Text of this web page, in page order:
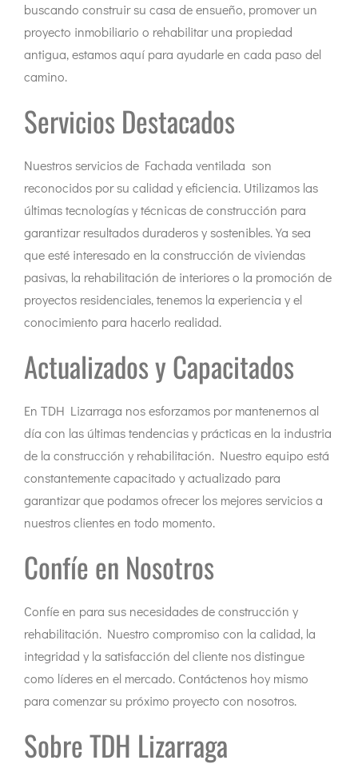
buscando construir su casa de ensueño, promover un
proyecto inmobiliario o rehabilitar una propiedad
antigua, estamos aquí para ayudarle en cada paso del
camino.
Servicios Destacados
Nuestros servicios de Fachada ventilada son
reconocidos por su calidad y eficiencia. Utilizamos las
últimas tecnologías y técnicas de construcción para
garantizar resultados duraderos y sostenibles. Ya sea
que esté interesado en la construcción de viviendas
pasivas, la rehabilitación de interiores o la promoción de
proyectos residenciales, tenemos la experiencia y el
conocimiento para hacerlo realidad.
Actualizados y Capacitados
En TDH Lizarraga nos esforzamos por mantenernos al
día con las últimas tendencias y prácticas en la industria
de la construcción y rehabilitación. Nuestro equipo está
constantemente capacitado y actualizado para
garantizar que podamos ofrecer los mejores servicios a
nuestros clientes en todo momento.
Confíe en Nosotros
Confíe en para sus necesidades de construcción y
rehabilitación. Nuestro compromiso con la calidad, la
integridad y la satisfacción del cliente nos distingue
como líderes en el mercado. Contáctenos hoy mismo
para comenzar su próximo proyecto con nosotros.
Sobre TDH Lizarraga